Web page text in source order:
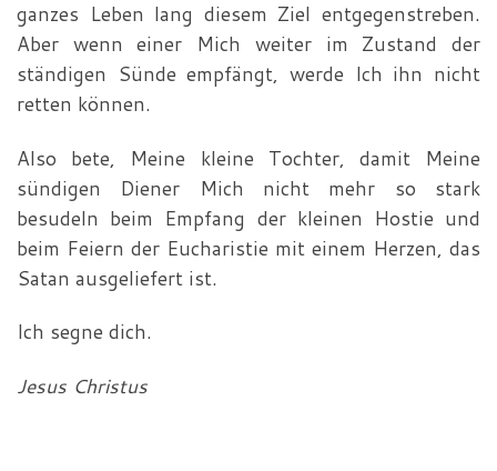
ganzes Leben lang diesem Ziel entgegenstreben.
Aber wenn einer Mich weiter im Zustand der
ständigen Sünde empfängt, werde Ich ihn nicht
retten können.
Also bete, Meine kleine Tochter, damit Meine
sündigen Diener Mich nicht mehr so stark
besudeln beim Empfang der kleinen Hostie und
beim Feiern der Eucharistie mit einem Herzen, das
Satan ausgeliefert ist.
Ich segne dich.
Jesus Christus